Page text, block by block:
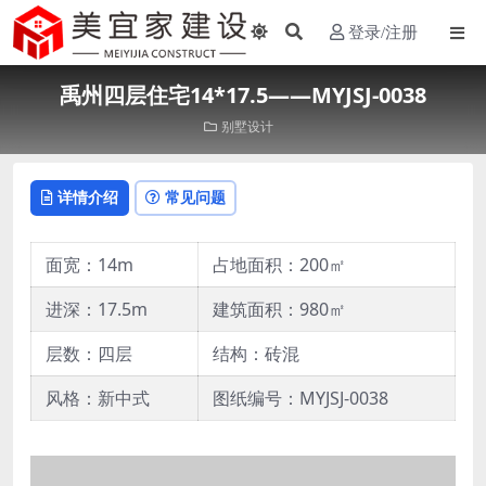
登录/注册
禹州四层住宅14*17.5——MYJSJ-0038
别墅设计
详情介绍 常见问题
面宽：14m
占地面积：200㎡
进深：17.5m
建筑面积：980㎡
层数：四层
结构：砖混
风格：新中式
图纸编号：MYJSJ-0038